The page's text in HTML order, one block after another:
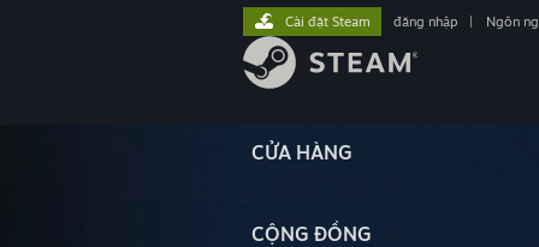
CỬA HÀNG
CỘNG ĐỒNG
Cài đặt Steam đăng nhập Ngôn